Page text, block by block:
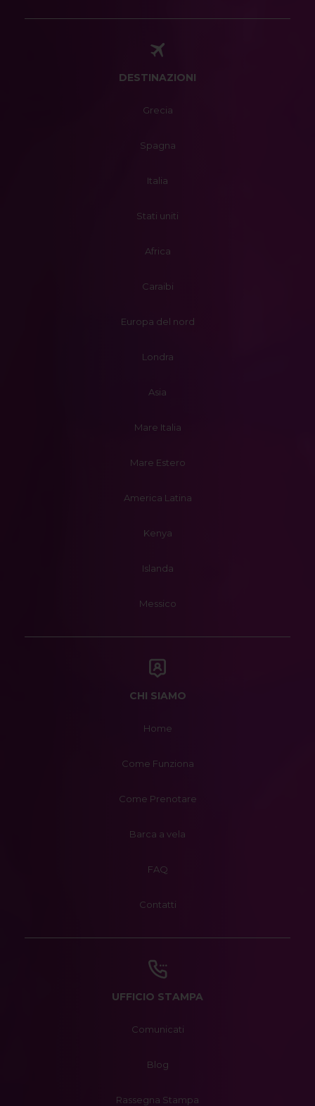
DESTINAZIONI
Grecia
Spagna
Italia
Stati uniti
Africa
Caraibi
Europa del nord
Londra
Asia
Mare Italia
Mare Estero
America Latina
Kenya
Islanda
Messico
CHI SIAMO
Home
Come Funziona
Come Prenotare
Barca a vela
FAQ
Contatti
UFFICIO STAMPA
Comunicati
Blog
Rassegna Stampa